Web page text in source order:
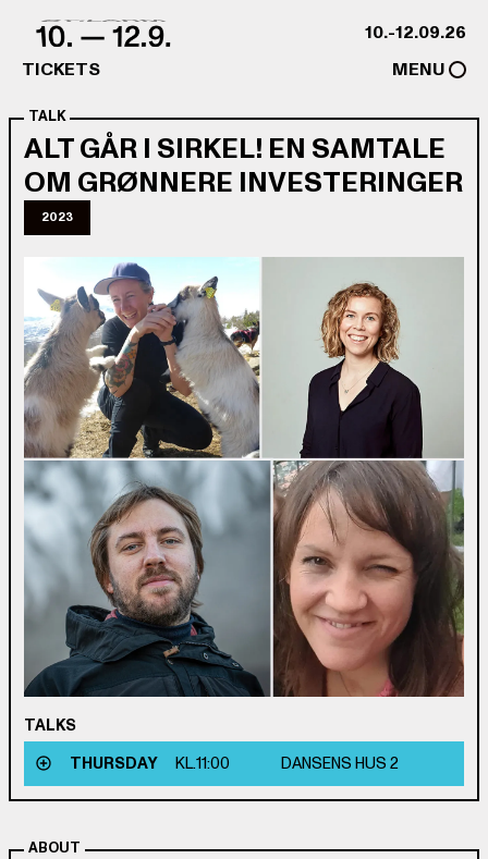
10.-12.09.26
TICKETS
MENU
TALK
ALT GÅR I SIRKEL! EN SAMTALE
OM GRØNNERE INVESTERINGER
2023
TALKS
THURSDAY
KL.11:00 DANSENS HUS 2
ABOUT